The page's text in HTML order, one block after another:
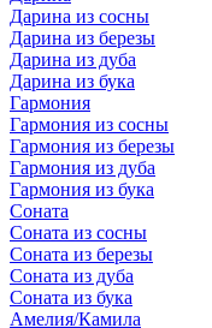
Дарина из сосны
Дарина из березы
Дарина из дуба
Дарина из бука
Гармония
Гармония из сосны
Гармония из березы
Гармония из дуба
Гармония из бука
Соната
Соната из сосны
Соната из березы
Соната из дуба
Соната из бука
Амелия/Камила